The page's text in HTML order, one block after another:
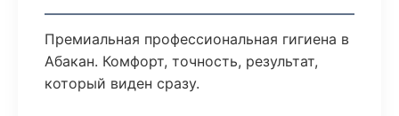
Премиальная профессиональная гигиена в
Абакан. Комфорт, точность, результат,
который виден сразу.